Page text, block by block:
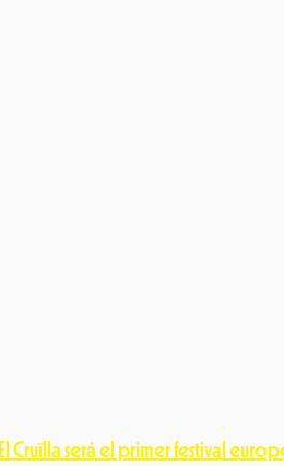
El Cruïlla será el primer festival